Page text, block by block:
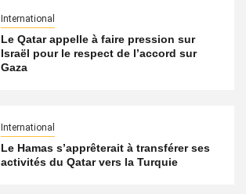
International
Le Qatar appelle à faire pression sur
Israël pour le respect de l’accord sur
Gaza
International
Le Hamas s’apprêterait à transférer ses
activités du Qatar vers la Turquie